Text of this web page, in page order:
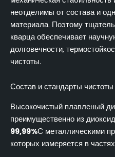
неотделимы от состава и
материала. Поэтому
кварца обеспечивает
долговечности,
чистоты.
Состав и стандарты
Высокочистый плавленый
преимущественно из
99,99%С металлическими
которых измеряется в